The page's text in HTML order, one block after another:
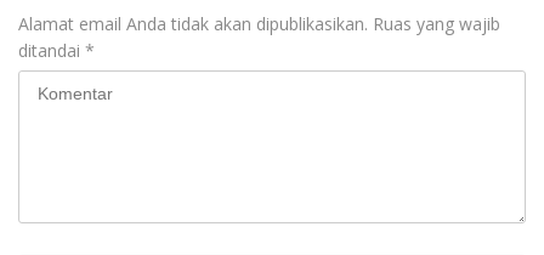
Alamat email Anda tidak akan dipublikasikan. Ruas yang wajib
ditandai *